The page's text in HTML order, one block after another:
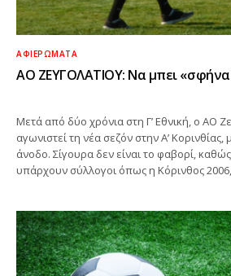
ΑΦΙΕΡΏΜΑΤΑ
ΑΟ ΖΕΥΓΟΛΑΤΙΟΥ: Να μπει
Μετά από δύο χρόνια στη Γ’ Εθνική, ο ΑΟ
αγωνιστεί τη νέα σεζόν στην Α’ Κορινθίας,
άνοδο. Σίγουρα δεν είναι το φαβορί,
υπάρχουν σύλλογοι όπως η Κόρινθος